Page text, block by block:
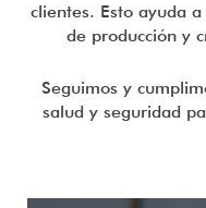
clientes. Esto ayuda
de producción y
Seguimos y
salud y seguridad